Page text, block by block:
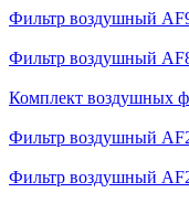
Фильтр воздушный
Фильтр воздушный
Комплект воздушных
Фильтр воздушный
Фильтр воздушный